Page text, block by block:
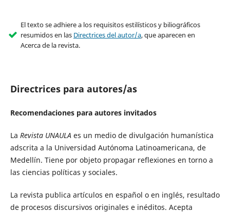
El texto se adhiere a los requisitos estilísticos y biliográficos
resumidos en las Directrices del autor/a, que aparecen en
Acerca de la revista.
Directrices para autores/as
Recomendaciones para autores invitados
La Revista UNAULAes un medio de divulgación humanística
adscrita a la Universidad Autónoma Latinoamericana, de
Medellín. Tiene por objeto propagar reflexiones en torno a
las ciencias políticas y sociales.
La revista publica artículos en español o en inglés, resultado
de procesos discursivos originales e inéditos. Acepta